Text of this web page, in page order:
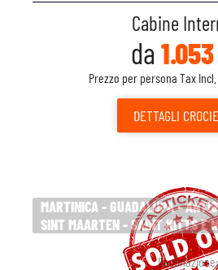
Cabine
da
Prezzo per persona Tax
DETTAGLI
MARTINICA - GUADALUPA -
SINT MAARTEN - SAINT KITTS E